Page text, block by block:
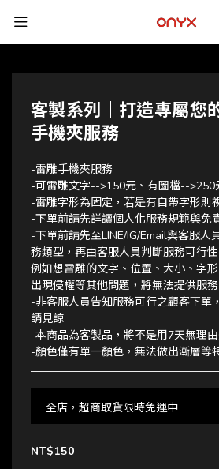
客製系列｜打造專屬您
手機夾服務
-雷雕手機夾服務
-可雷雕文字-->150元、有圖檔--
-雷雕字形為固定，若是有自帶字形則
-下單前請先詳讀個人化服務規範與免
-下單前請先至LINE/IG/Email與客服人
務類型，再由客服人員判斷服務可行性
例如想雷雕的文字、位置、大小、字
出現侵權等其他問題，將無法提供服務
-非客服人員告知服務可行之顧客下單
請見諒
-本商品為客製品，將不是用7天無理由
-顏色僅有單一顏色，無法做出漸層等
全店，超商取貨限時免運中
NT$150